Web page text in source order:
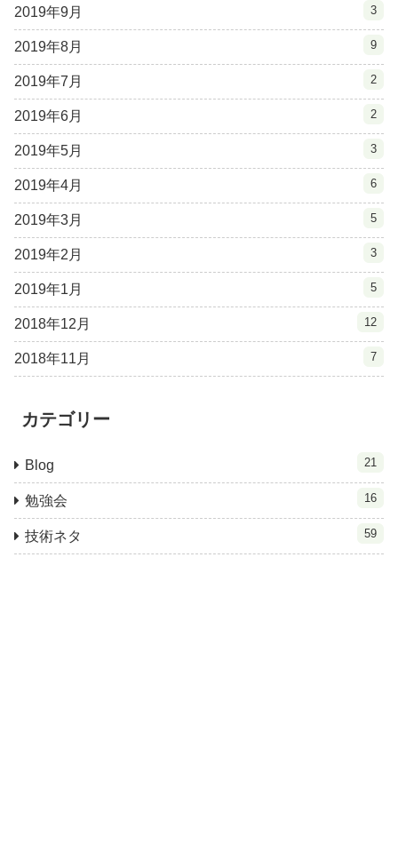
2019年9月 3
2019年8月 9
2019年7月 2
2019年6月 2
2019年5月 3
2019年4月 6
2019年3月 5
2019年2月 3
2019年1月 5
2018年12月 12
2018年11月 7
カテゴリー
Blog 21
勉強会 16
技術ネタ 59